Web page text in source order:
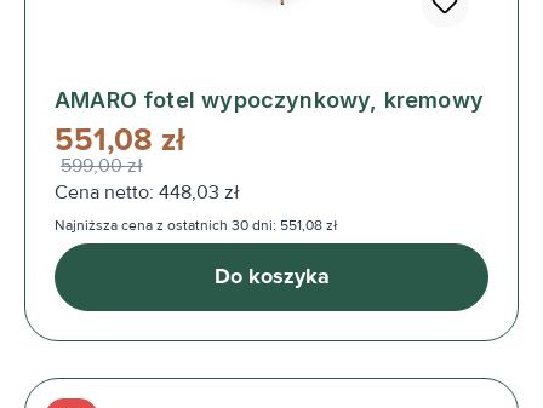
AMARO fotel wypoczynkowy, kremowy
551,08 zł
599,00 zł
Cena netto: 448,03 zł
Najniższa cena z ostatnich 30 dni: 551,08 zł
Do koszyka